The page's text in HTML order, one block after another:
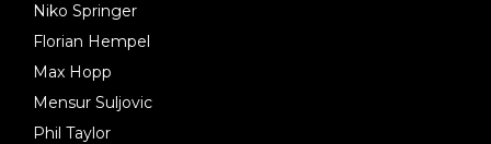
Niko Springer
Florian Hempel
Max Hopp
Mensur Suljovic
Phil Taylor